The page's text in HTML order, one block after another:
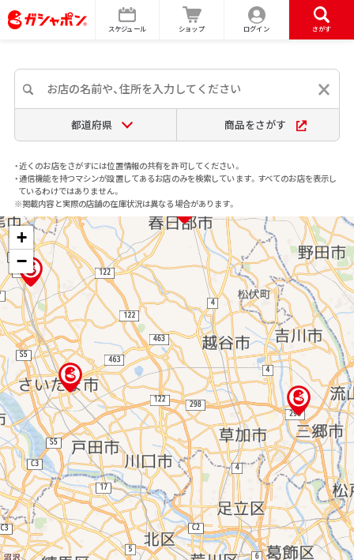
スケジュール ショップ ログイン さがす
都道府県 商品をさがす
・近くのお店をさがすには位置情報の共有を許可してください。
・通信機能を持つマシンが設置してあるお店のみを検索しています。すべてのお店を表示し
ているわけではありません。
※掲載内容と実際の店舗の在庫状況は異なる場合があります。
+
−